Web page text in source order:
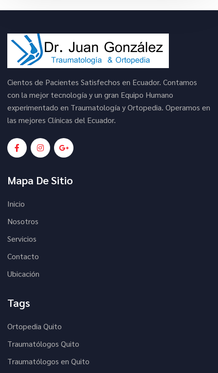
Cientos de Pacientes Satisfechos en Ecuador. Contamos
con la mejor tecnología y un gran Equipo Humano
experimentado en Traumatología y Ortopedia. Operamos en
las mejores Clínicas del Ecuador.
Mapa De Sitio
Inicio
Nosotros
Servicios
Contacto
Ubicación
Tags
Ortopedia Quito
Traumatólogos Quito
Traumatólogos en Quito